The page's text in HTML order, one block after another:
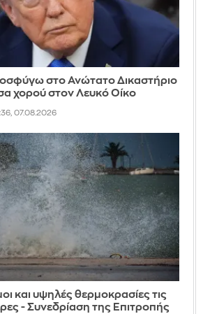
στο Ανώτατο Δικαστήριο
χορού στον Λευκό Οίκο
07.08.2026
και υψηλές θερμοκρασίες τις
- Συνεδρίαση της Επιτροπής